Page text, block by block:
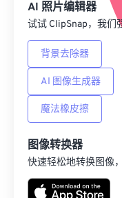
AI 照片编辑器
试试 ClipSnap，我们
背景去除器
AI 图像生成器
魔法橡皮擦
图像转换器
快速轻松地转换图像